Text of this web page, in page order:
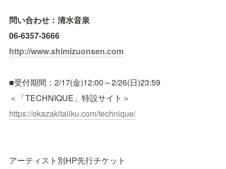
問い合わせ：清水音泉
06-6357-3666
http://www.shimizuonsen.com
■受付期間：2/17(金)12:00～2/26(日)23:59
＜「TECHNIQUE」特設サイト＞
https://okazakitaiiku.com/technique/
アーティスト別HP先行チケット